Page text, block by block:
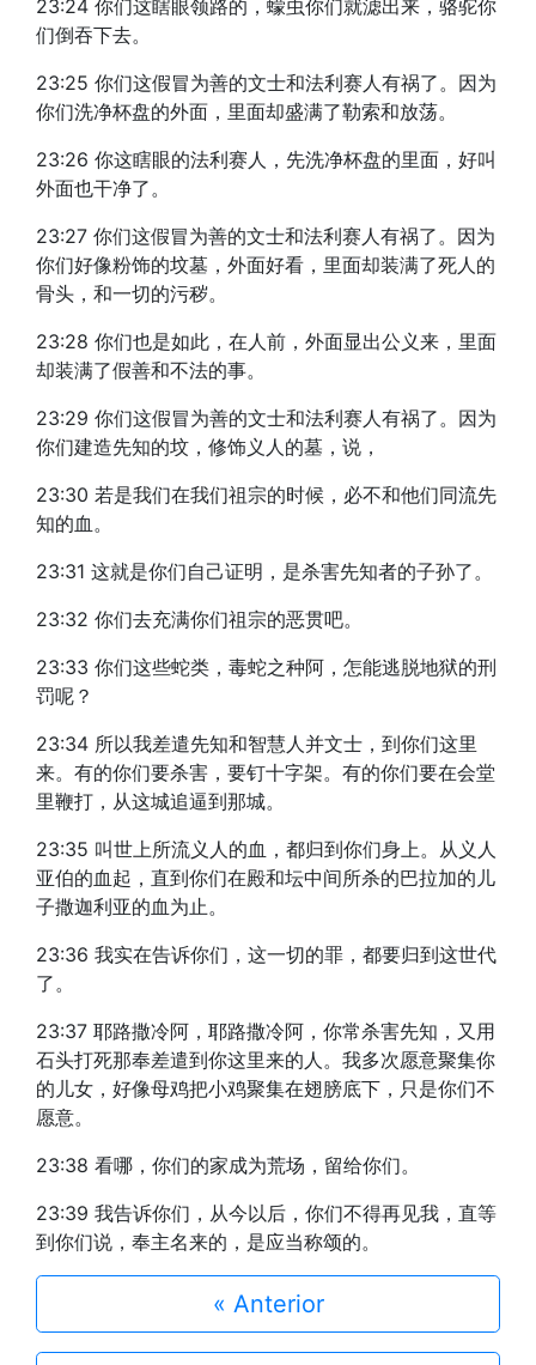
23:24 你们这瞎眼领路的，蠓虫你们就滤出来，骆驼你
们倒吞下去。
23:25 你们这假冒为善的文士和法利赛人有祸了。因为
你们洗净杯盘的外面，里面却盛满了勒索和放荡。
23:26 你这瞎眼的法利赛人，先洗净杯盘的里面，好叫
外面也干净了。
23:27 你们这假冒为善的文士和法利赛人有祸了。因为
你们好像粉饰的坟墓，外面好看，里面却装满了死人的
骨头，和一切的污秽。
23:28 你们也是如此，在人前，外面显出公义来，里面
却装满了假善和不法的事。
23:29 你们这假冒为善的文士和法利赛人有祸了。因为
你们建造先知的坟，修饰义人的墓，说，
23:30 若是我们在我们祖宗的时候，必不和他们同流先
知的血。
23:31 这就是你们自己证明，是杀害先知者的子孙了。
23:32 你们去充满你们祖宗的恶贯吧。
23:33 你们这些蛇类，毒蛇之种阿，怎能逃脱地狱的刑
罚呢？
23:34 所以我差遣先知和智慧人并文士，到你们这里
来。有的你们要杀害，要钉十字架。有的你们要在会堂
里鞭打，从这城追逼到那城。
23:35 叫世上所流义人的血，都归到你们身上。从义人
亚伯的血起，直到你们在殿和坛中间所杀的巴拉加的儿
子撒迦利亚的血为止。
23:36 我实在告诉你们，这一切的罪，都要归到这世代
了。
23:37 耶路撒冷阿，耶路撒冷阿，你常杀害先知，又用
石头打死那奉差遣到你这里来的人。我多次愿意聚集你
的儿女，好像母鸡把小鸡聚集在翅膀底下，只是你们不
愿意。
23:38 看哪，你们的家成为荒场，留给你们。
23:39 我告诉你们，从今以后，你们不得再见我，直等
到你们说，奉主名来的，是应当称颂的。
« Anterior